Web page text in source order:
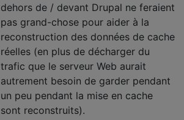
dehors de / devant Drupal ne feraient
pas grand-chose pour aider à la
reconstruction des données de cache
réelles (en plus de décharger du
trafic que le serveur Web aurait
autrement besoin de garder pendant
un peu pendant la mise en cache
sont reconstruits).